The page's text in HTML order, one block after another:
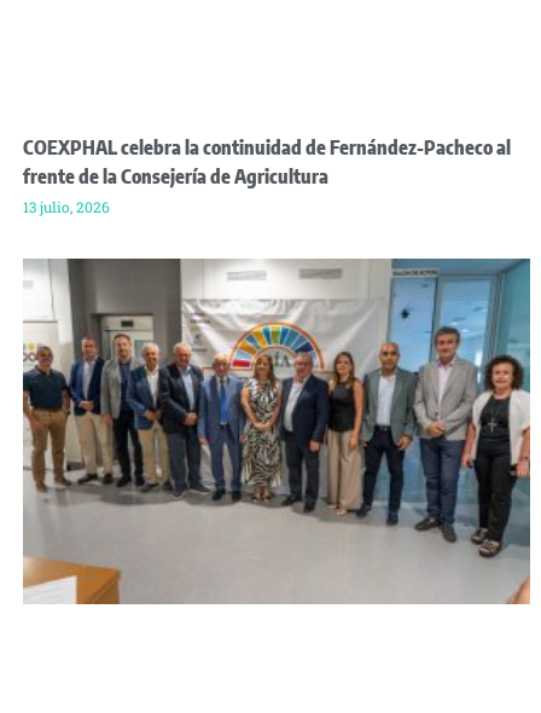
COEXPHAL celebra la continuidad de Fernández-Pacheco al
frente de la Consejería de Agricultura
13 julio, 2026